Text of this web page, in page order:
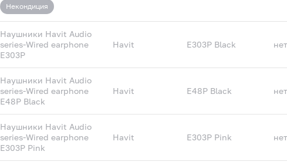
Некондиция
Наушники Havit Audio
series-Wired earphone
E303P
Havit E303P Black нет
Наушники Havit Audio
series-Wired earphone
E48P Black
Havit E48P Black нет
Наушники Havit Audio
series-Wired earphone
E303P Pink
Havit E303P Pink нет